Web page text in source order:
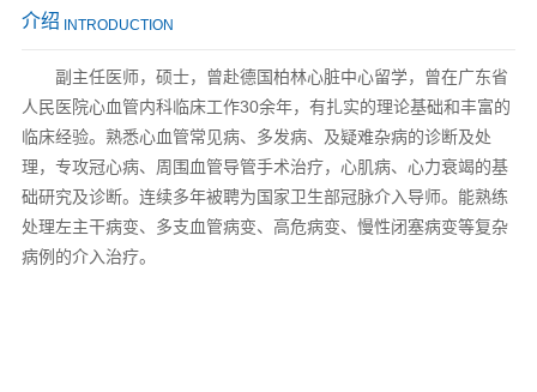
介绍 INTRODUCTION
副主任医师，硕士，曾赴德国柏林心脏中心留学，曾在广东省
人民医院心血管内科临床工作30余年，有扎实的理论基础和丰富的
临床经验。熟悉心血管常见病、多发病、及疑难杂病的诊断及处
理，专攻冠心病、周围血管导管手术治疗，心肌病、心力衰竭的基
础研究及诊断。连续多年被聘为国家卫生部冠脉介入导师。能熟练
处理左主干病变、多支血管病变、高危病变、慢性闭塞病变等复杂
病例的介入治疗。